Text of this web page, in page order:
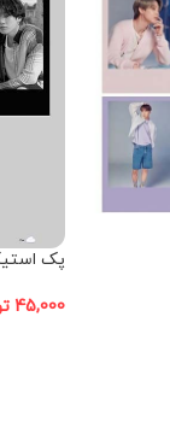
پک
45,000